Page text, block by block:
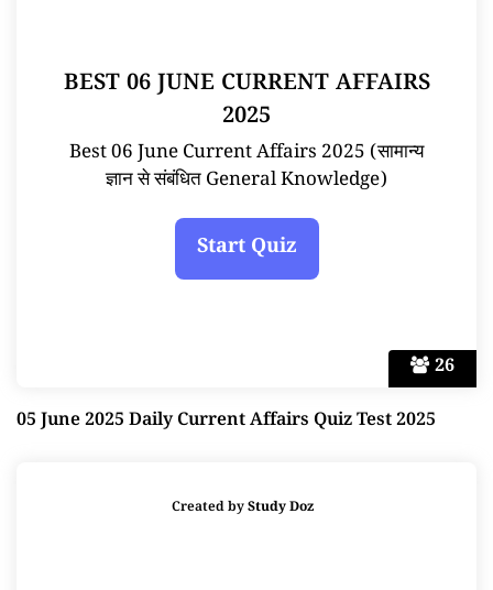
26
BEST 06 JUNE CURRENT AFFAIRS
2025
Best 06 June Current Affairs 2025 (सामान्य
ज्ञान से संबंधित General Knowledge)
05 June 2025 Daily Current Affairs Quiz Test 2025
Created byStudy Doz